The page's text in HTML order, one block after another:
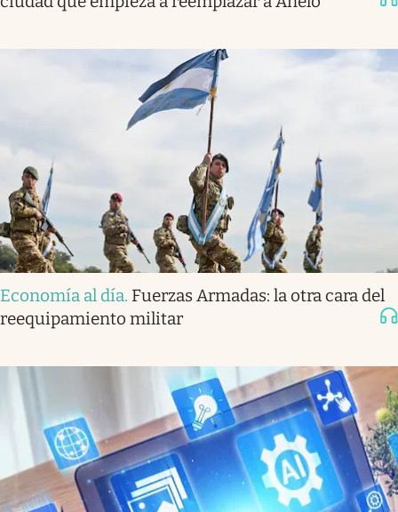
Economía al día. Fuerzas Armadas: la otra cara del
reequipamiento militar